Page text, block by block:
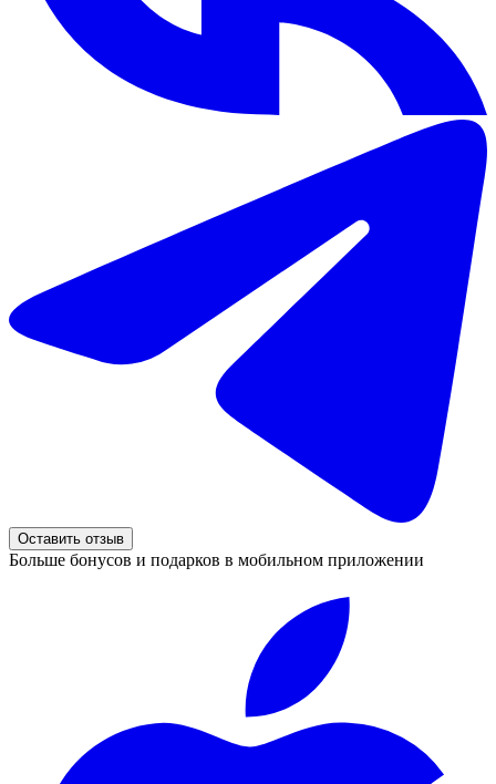
Оставить отзыв
Больше бонусов и подарков в мобильном приложении